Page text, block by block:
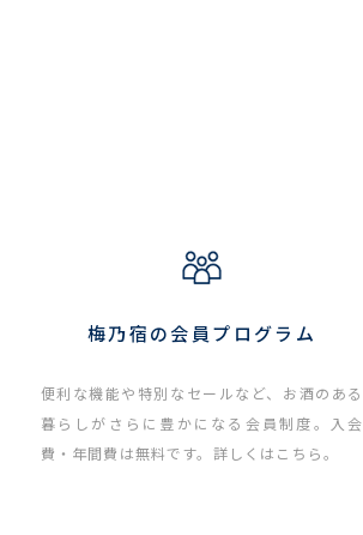
梅乃宿の会員プログラム
便利な機能や特別なセールなど、お酒のある
暮らしがさらに豊かになる会員制度。入会
費・年間費は無料です。詳しくはこちら。